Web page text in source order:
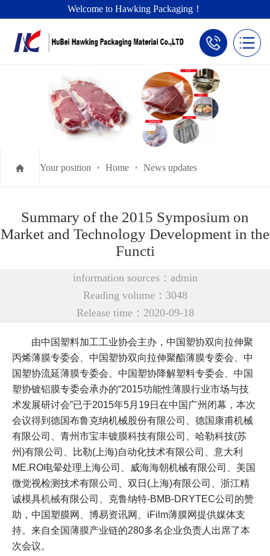
Welcome to Hawking Packaging！
Your position Home News updates
Summary of the 2015 Symposium on
Market and Technology Development in the
Functi
information sources：admin
Reading volume：3048
Release time：2020-09-18
由中国塑料加工工业协会主办，中国塑协双向拉伸聚
丙烯薄膜专委会、中国塑协双向拉伸聚酯薄膜专委会、中
国塑协流延薄膜专委会、中国塑协降解塑料专委会、中国
塑协镀铝膜专委会承办的“2015功能性薄膜行业市场与技
术发展研讨会”已于2015年5月19日在中国广州闭幕，本次
会议得到德国布鲁克纳机械股份有限公司、德国康甫机械
有限公司、青州市宝丰镀膜科技有限公司、哈勒科技(苏
州)有限公司、比勒(上海)自动化技术有限公司、意大利
ME.RO电晕处理上海公司、威海海朝机械有限公司、美国
微觉视检测技术有限公司、双日(上海)有限公司、浙江精
诚模具机械有限公司、克鲁纳特-BMB-DRYTEC公司的赞
助，中国塑膜网、博易资讯网、iFilm薄膜网提供媒体支
持。来自全国薄膜产业链的280多名企业负责人出席了本
次会议。